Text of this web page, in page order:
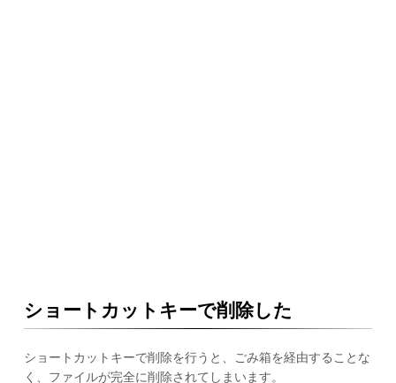
ショートカットキーで削除した
ショートカットキーで削除を行うと、ごみ箱を経由することな
く、ファイルが完全に削除されてしまいます。